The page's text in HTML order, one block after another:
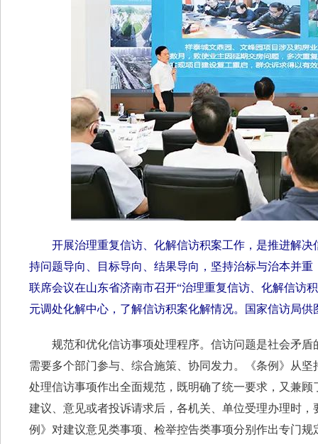
开展治理重复信访、化解信访积案工作，是推进解决
持问题导向、目标导向、结果导向，坚持治标与治本并
联席会议在山东省济南市召开“治理重复信访、化解信访
元调处化解中心，了解信访积案化解情况。国家信访局供
规范和优化信访事项处理程序。信访问题是社会矛盾
需要多个部门参与、综合施策、协同发力。《条例》从
处理信访事项作出全面规范，既明确了统一要求，又兼
建议、意见或者投诉请求后，各机关、单位受理办理时
例》对建议意见类事项、检举控告类事项分别作出专门